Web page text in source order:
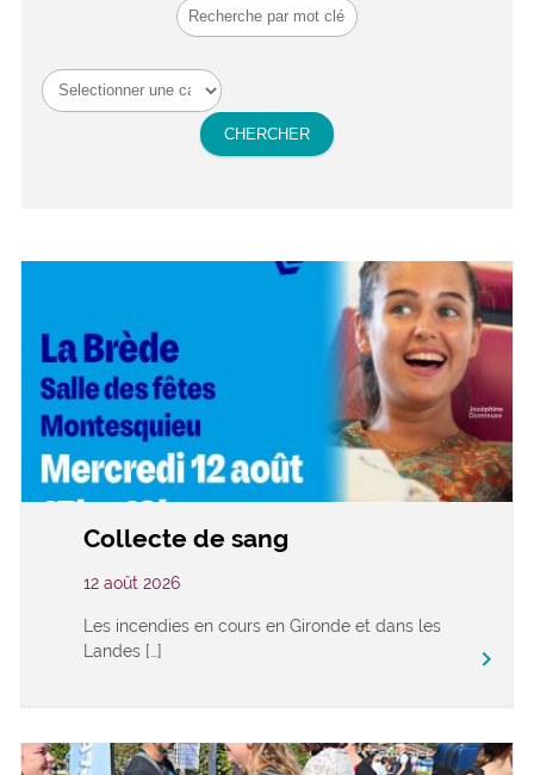
Collecte de sang
12 août 2026
Les incendies en cours en Gironde et dans les
Landes […]
keyboard_arrow_right